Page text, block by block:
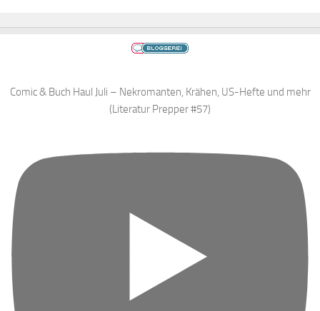
Comic & Buch Haul Juli – Nekromanten, Krähen, US-Hefte und mehr
(Literatur Prepper #57)